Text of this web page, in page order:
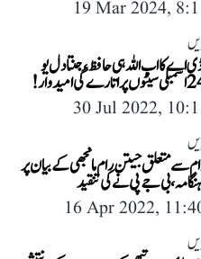
19 Mar 2024,
اے کا اب اللہ ہی حافظ، جنتا دل یو
30 Jul 2022,
سے متعلق جیتن رام مانجھی کے بیان پر
بی جے پی نے کی تنقید
16 Apr 2022,